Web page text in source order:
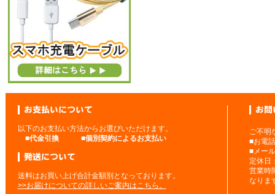
以下のお支払い方法からお選びいただけます。
■代金引換■個別契約によるお支払い
送料はお買い上げ合計金額別となっております。
>>お届けについての詳しいご案内はこちら。
ご不明
■お電
■メー
定休日
営業時
なりま